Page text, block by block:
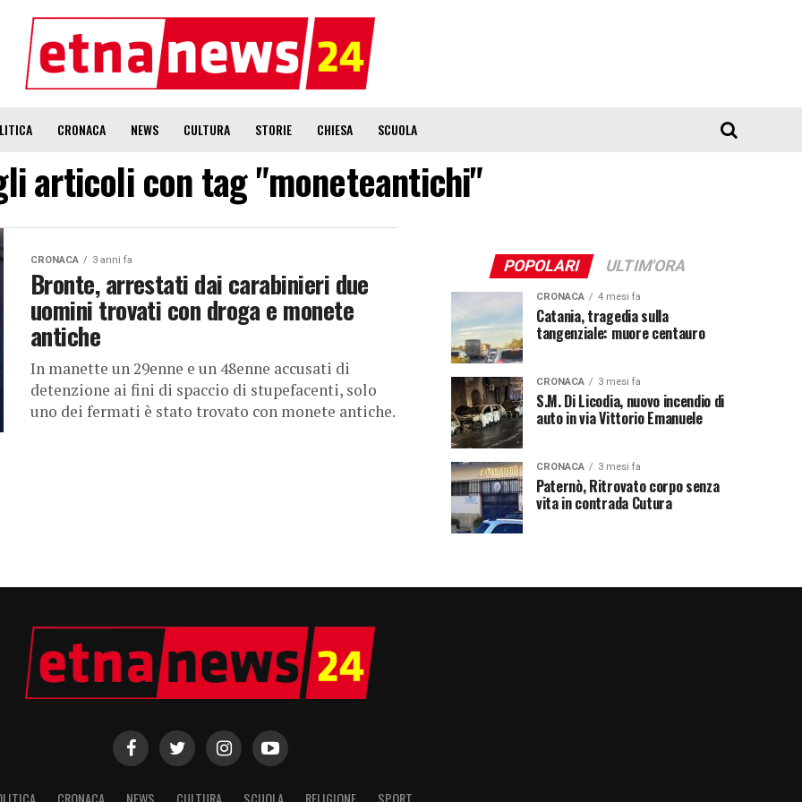
CRONACA NEWS CULTURA STORIE CHIESA SCUOLA
articoli con tag "moneteantichi"
CRONACA 3 anni fa
Bronte, arrestati dai carabinieri due
uomini trovati con droga e monete
antiche
In manette un 29enne e un 48enne accusati di
detenzione ai fini di spaccio di stupefacenti, solo
uno dei fermati è stato trovato con monete antiche.
POPOLARI ULTIM'ORA
CRONACA 4 mesi fa
Catania, tragedia sulla
tangenziale: muore centauro
CRONACA 3 mesi fa
S.M. Di Licodia, nuovo incendio di
auto in via Vittorio Emanuele
CRONACA 3 mesi fa
Paternò, Ritrovato corpo senza
vita in contrada Cutura